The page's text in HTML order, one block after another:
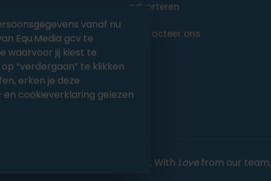
it,
adverteren
Contacteer ons
. All Rights Reserved. With Lovefrom our team.
vanaf nu
Equ.Media gcv te
waarvoor jij kiest te
“verdergaan” te klikken
erken je deze
cookieverklaring gelezen